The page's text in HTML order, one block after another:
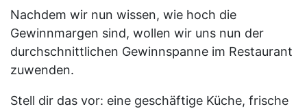
Nachdem wir nun wissen, wie hoch die
Gewinnmargen sind, wollen wir uns nun der
durchschnittlichen Gewinnspanne im Restaurant
zuwenden.
Stell dir das vor: eine geschäftige Küche, frische